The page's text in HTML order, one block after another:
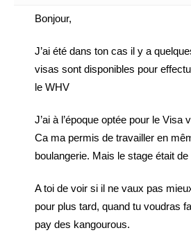
Bonjour,
J’ai été dans ton cas il y a
visas sont disponibles pour
le WHV
J’ai à l’époque optée pour le Visa
Ca ma permis de travailler en
boulangerie. Mais le stage était
A toi de voir si il ne vaux pas
pour plus tard, quand tu voudras
pay des kangourous.